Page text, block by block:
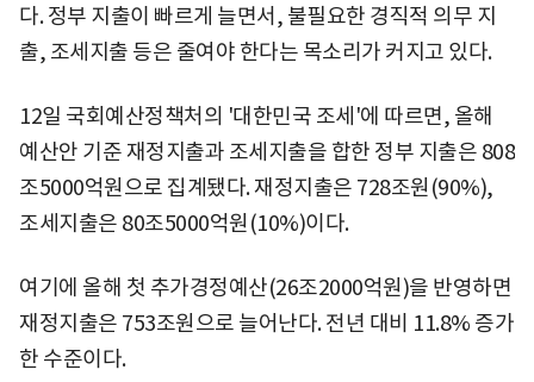
다. 정부 지출이 빠르게 늘면서, 불필요한 경직적 의무 지
출, 조세지출 등은 줄여야 한다는 목소리가 커지고 있다.
12일 국회예산정책처의 '대한민국 조세'에 따르면, 올해
예산안 기준 재정지출과 조세지출을 합한 정부 지출은 808
조5000억원으로 집계됐다. 재정지출은 728조원(90%),
조세지출은 80조5000억원(10%)이다.
여기에 올해 첫 추가경정예산(26조2000억원)을 반영하면
재정지출은 753조원으로 늘어난다. 전년 대비 11.8% 증가
한 수준이다.